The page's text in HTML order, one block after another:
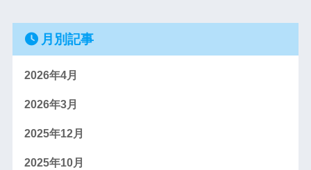
月別記事
2026年4月
2026年3月
2025年12月
2025年10月